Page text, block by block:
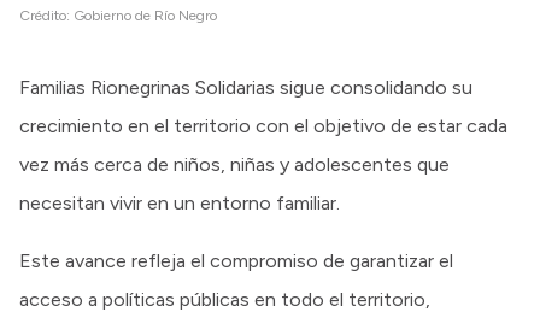
Crédito: Gobierno de Río Negro
Familias Rionegrinas Solidarias sigue consolidando su
crecimiento en el territorio con el objetivo de estar cada
vez más cerca de niños, niñas y adolescentes que
necesitan vivir en un entorno familiar.
Este avance refleja el compromiso de garantizar el
acceso a políticas públicas en todo el territorio,